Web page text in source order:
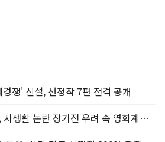
쟁' 신설, 선정작 7편 전격 공개
황정민을 흔드는 손, 사생활 논란 장기전 우려 속 영화계도 리스크